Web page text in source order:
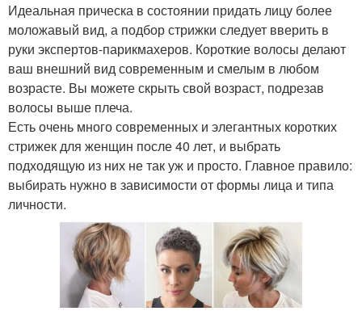
Идеальная прическа в состоянии придать лицу более
моложавый вид, а подбор стрижки следует вверить в
руки экспертов-парикмахеров. Короткие волосы делают
ваш внешний вид современным и смелым в любом
возрасте. Вы можете скрыть свой возраст, подрезав
волосы выше плеча.
Есть очень много современных и элегантных коротких
стрижек для женщин после 40 лет, и выбрать
подходящую из них не так уж и просто. Главное правило:
выбирать нужно в зависимости от формы лица и типа
личности.